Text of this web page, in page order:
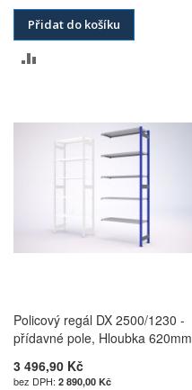
Přidat do košíku
POROVNÁNÍ
Policový regál DX 2500/1230 -
přídavné pole, Hloubka 620mm
3 496,90 Kč
2 890,00 Kč